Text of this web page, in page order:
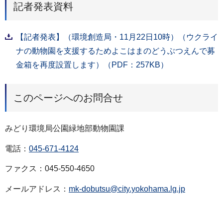
記者発表資料
【記者発表】（環境創造局・11月22日10時）（ウクライ
ナの動物園を支援するためよこはまのどうぶつえんで募
金箱を再度設置します）（PDF：257KB）
このページへのお問合せ
みどり環境局公園緑地部動物園課
電話： 045-671-4124
ファクス：045-550-4650
メールアドレス： mk-dobutsu@city.yokohama.lg.jp